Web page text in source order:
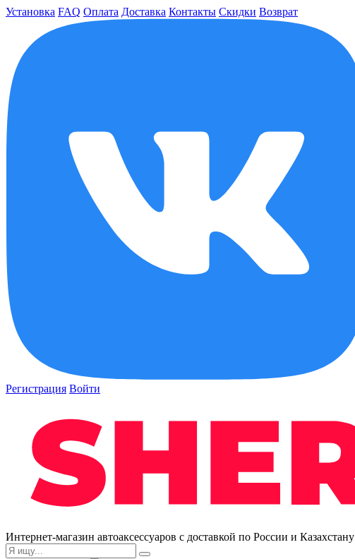
Установка FAQ Оплата Доставка Контакты Скидки Возврат
Регистрация Войти
Интернет-магазин автоаксессуаров с доставкой по России и Казахстану